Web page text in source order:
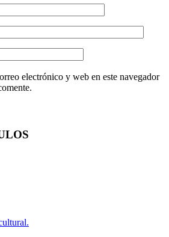
electrónico y web en este navegador